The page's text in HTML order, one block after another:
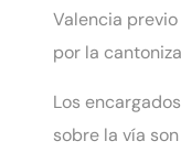
Valencia
por la
Los
sobre la vía